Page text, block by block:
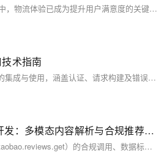
在当今电商竞争激烈的环境中，物流体验已成为提升用户满意度的关键因素。研究表明，超过 75% 的消费者会因物流信息不透明而放弃下单。
术指南
本文介绍1688批量上货API的集成与使用，涵盖认证、请求构建及错误处理。通过Python示例代码，助您实现商品信息批量上传，提升电商运营效率。
淘宝买家秀 API 深度开发：多模态内容解析与合规推荐技术拆解
本文详解淘宝买家秀接口（taobao.reviews.get）的合规调用、数据标准化与智能推荐全链路方案。涵盖权限申请、多模态数据清洗、情感分析、混合推荐模型及缓存优化，助力开发者提升审核效率60%、商品转化率增长28%，实现UGC数据高效变现。